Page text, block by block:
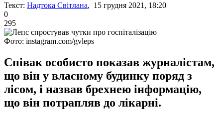
Текст: Надтока Світлана, 15 грудня 2021, 18:20
0
295
Фото: instagram.com/gvleps
Співак особисто показав журналістам,
що він у власному будинку поряд з
лісом, і назвав брехнею інформацію,
що він потрапляв до лікарні.